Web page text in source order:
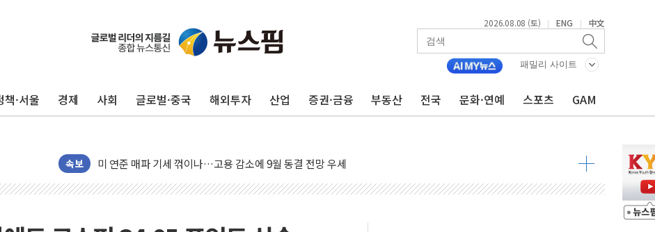
2026.08.08 (토) | ENG | 中文
패밀리 사이트
책·서울 경제 사회 글로벌·중국 해외투자 산업 증권·금융 부동산 전국 문화·연예 스포츠 GAM
속보
민주, 오늘 제주·인천 경선 결과 발표...'김민석 재역전 vs 정청래 격차 확대'
뉴욕증시, 고용 쇼크에 금리 인상 우려 후퇴…S&P500 최고치
트럼프, 쿡 연준 이사 해임 재추진…"26일까지 의혹 소명" 요구
미 연준 매파 기세 꺾이나…고용 감소에 9월 동결 전망 우세